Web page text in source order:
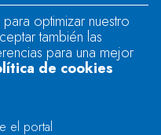
loading the
loading the
optimizar nuestro
también las
para una mejor
de cookies
el portal